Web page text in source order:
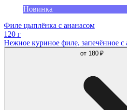
Новинка
Филе цыплёнка с ананасом
120 г
Нежное куриное филе, запечённое с
от 180 ₽